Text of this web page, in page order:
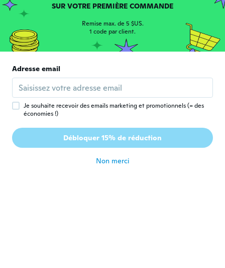
Inscrit depuis 2018 · 64 avis
il y a 5 ans
A Alexis
Inscrit depuis 2019 · 3 avis
billy
Inscrit depuis 2017 · 71 avis
SUR VOTRE PREMIÈRE COMMANDE
Remise max. de 5 $US.
1 code par client.
Adresse email
Je souhaite recevoir des emails marketing et promotionnels (= des
économies !)
Débloquer 15% de réduction
Non merci